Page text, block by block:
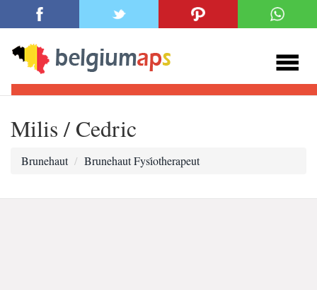
Milis / Cedric
Brunehaut Brunehaut Fysi̇otherapeut